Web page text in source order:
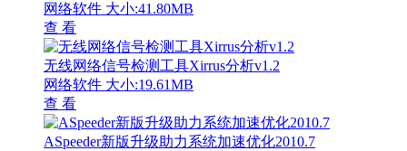
网络软件 大小:41.80MB
查 看
无线网络信号检测工具Xirrus分析v1.2
网络软件 大小:19.61MB
查 看
ASpeeder新版升级助力系统加速优化2010.7